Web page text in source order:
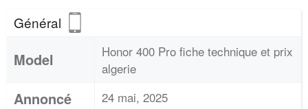
Général
Model
Honor 400 Pro fiche technique et prix
algerie
Annoncé 24 mai, 2025